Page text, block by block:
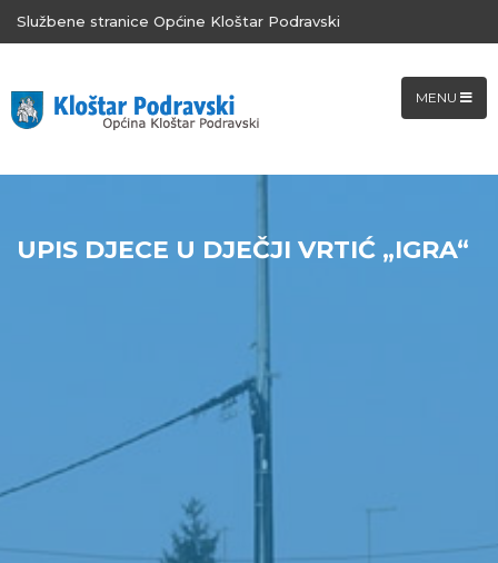
Službene stranice Općine Kloštar Podravski
MENU
UPIS DJECE U DJEČJI VRTIĆ „IGRA“